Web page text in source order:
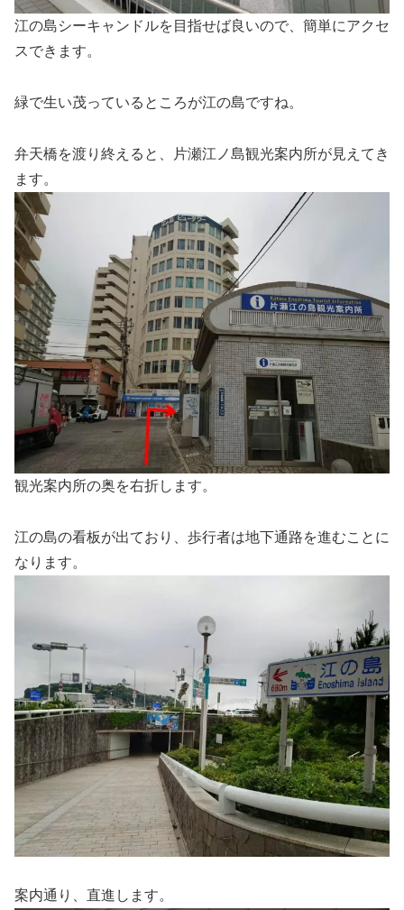
江の島シーキャンドルを目指せば良いので、簡単にアクセ
スできます。
緑で生い茂っているところが江の島ですね。
弁天橋を渡り終えると、片瀬江ノ島観光案内所が見えてき
ます。
観光案内所の奥を右折します。
江の島の看板が出ており、歩行者は地下通路を進むことに
なります。
案内通り、直進します。